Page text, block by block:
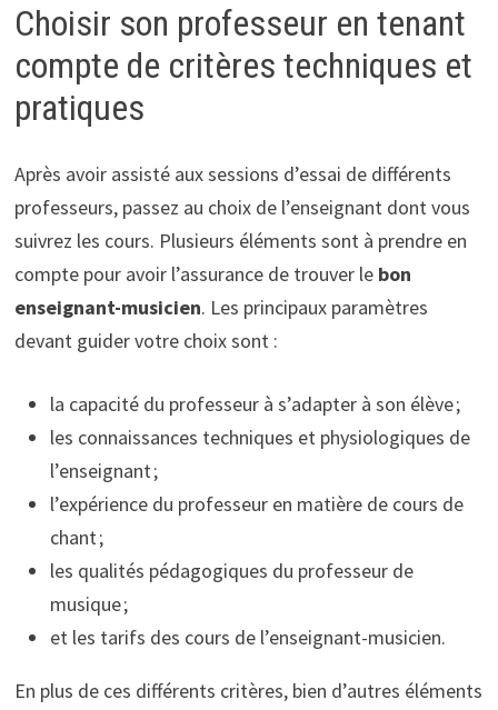
Choisir son professeur en tenant
compte de critères techniques et
pratiques
Après avoir assisté aux sessions d’essai de différents
professeurs, passez au choix de l’enseignant dont vous
suivrez les cours. Plusieurs éléments sont à prendre en
compte pour avoir l’assurance de trouver le bon
enseignant-musicien. Les principaux paramètres
devant guider votre choix sont :
la capacité du professeur à s’adapter à son élève ;
les connaissances techniques et physiologiques de
l’enseignant ;
l’expérience du professeur en matière de cours de
chant ;
les qualités pédagogiques du professeur de
musique ;
et les tarifs des cours de l’enseignant-musicien.
En plus de ces différents critères, bien d’autres éléments